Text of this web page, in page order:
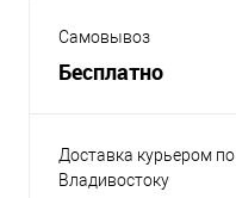
Самовывоз
Бесплатно
Доставка курьером по
Владивостоку